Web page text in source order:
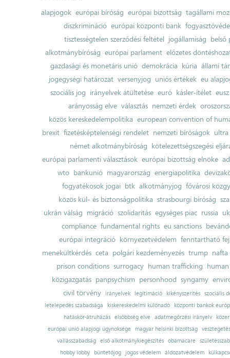
alapjogok európai bíróság európai bizottság tagállami
diszkrimináció európai központi bank
tisztességtelen szerződési feltétel jogállamiság belső
alkotmánybíróság európai parlament előzetes
gazdasági és monetáris unió demokrácia kúria állami
jogegységi határozat versenyjog uniós értékek eu
szociális jog irányelvek átültetése euró kásler-ítélet
arányosság elve választás nemzeti érdek
közös kereskedelempolitika european convention of
brexit fizetésképtelenségi rendelet nemzeti bíróságok ultra
német alkotmánybíróság kötelezettségszegési
európai parlamenti választások európai bizottság elnöke
wto bankunió magyarország energiapolitika
fogyatékosok jogai btk alkotmányjog fővárosi
közös kül- és biztonságpolitika strasbourgi bíróság
ukrán válság migráció szolidaritás egységes piac russia
compliance fundamental rights eu sanctions
európai integráció környezetvédelem fenntartható
menekültkérdés ceta polgári kezdeményezés trump nafta
prison conditions surrogacy human trafficking
közigazgatás panpsychism personhood syngamy
civil törvény
irányelvek legitimáció kikényszerítés szociális
letelepedés szabadsága
kiskereskedelmi különadó
központi bankok
hatáskör-átruházás
elsőbbség elve adatmegőrzési irányelv
európai unió alapjogi ügynoksége
magyar helsinki bizottság
vesztegetés
vallásszabadság
első alkotmánykiegészítés obamacare
hobby lobby
büntetőjog jogos védelem áldozatvédelem